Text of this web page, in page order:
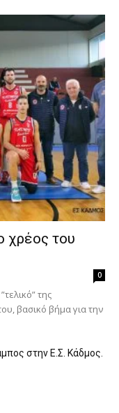
χρέος του
0
της
βασικό βήμα για την
στην Ε.Σ. Κάδμος.